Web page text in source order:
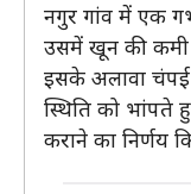
नगुर गांव में एक
उसमें खून की कमी
इसके अलावा
स्थिति को भांपते
कराने का निर्णय